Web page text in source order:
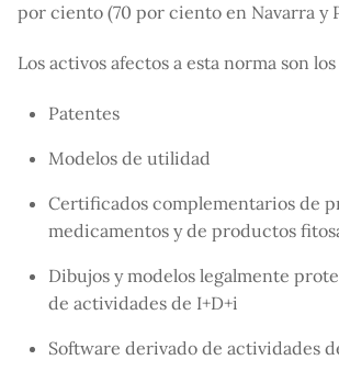
por ciento (70 por ciento en Navarra y
Los activos afectos a esta norma son
Patentes
Modelos de utilidad
Certificados complementarios de
medicamentos y de productos
Dibujos y modelos legalmente
de actividades de I+D+i
Software derivado de actividades